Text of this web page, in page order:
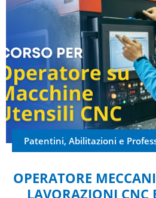
Patentini, Abilitazioni e
OPERATORE
LAVORAZIONI CNC